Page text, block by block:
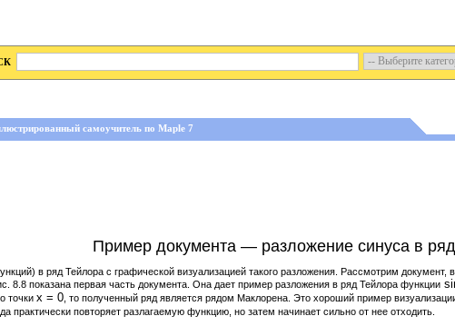
самоучитель по Maple 7
Пример документа — разложение синуса в ряд
в ряд Тейлора с графической визуализацией такого разложения. Рассмотрим документ,
8.8 показана первая часть документа. Она дает пример разложения в ряд Тейлора функции
точки х = 0 , то полученный ряд является рядом Маклорена. Это хороший пример
практически повторяет разлагаемую функцию, но затем начинает сильно от нее отходить.